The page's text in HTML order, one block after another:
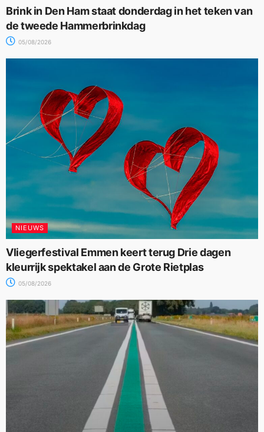
Brink in Den Ham staat donderdag in het teken van
de tweede Hammerbrinkdag
05/08/2026
NIEUWS
Vliegerfestival Emmen keert terug Drie dagen
kleurrijk spektakel aan de Grote Rietplas
05/08/2026